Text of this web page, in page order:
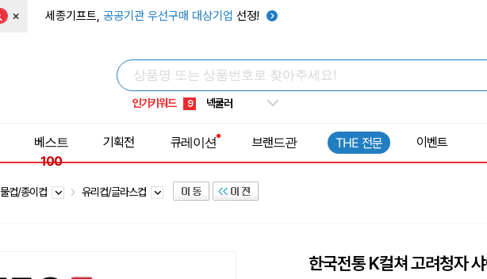
× 세종기프트, 공공기관 우선구매 대상기업 선정!
인기키워드
5 키캡
8 쿨토시
9 넥쿨러
1 선풍기
베스트
100
기획전 큐레이션 브랜드관 THE 전문 이벤트
물컵/종이컵 유리컵/글라스컵
한국전통 K컬쳐 고려청자